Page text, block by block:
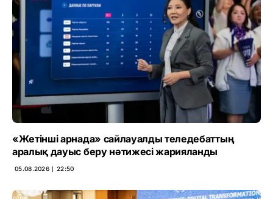
«Жетінші арнада» сайлауалды теледебаттың
аралық дауыс беру нәтижесі жарияланды
05.08.2026 ∣ 22:50